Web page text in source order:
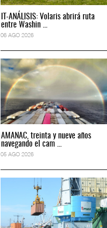
IT-ANÁLISIS: Volaris abrirá ruta
entre Washin ...
06 AGO 2026
AMANAC, treinta y nueve años
navegando el cam ...
05 AGO 2026
IT-ANÁLISIS: Puerto Lázaro
Cárdenas ...
06 AGO 2026
La ATTRAPI licita red de
telecomuni ...
IT-ANÁLISIS: Volaris abrirá ruta
06 AGO 2026